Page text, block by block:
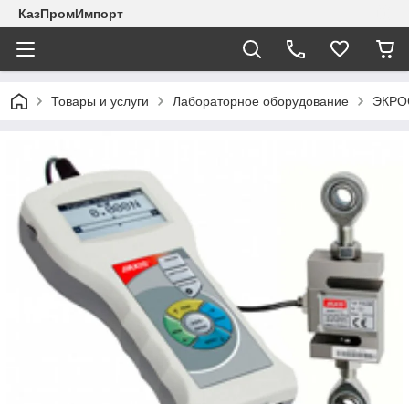
КазПромИмпорт
Товары и услуги Лабораторное оборудование